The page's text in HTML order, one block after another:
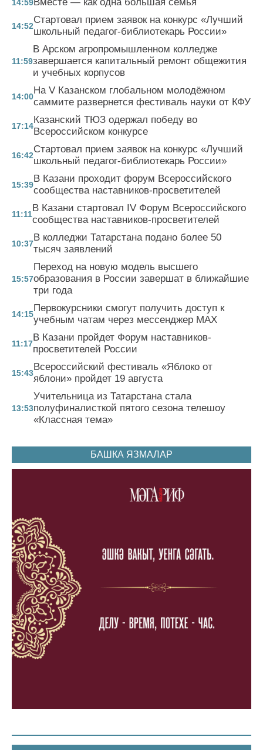
14:59Вместе — как одна большая семья
14:52
Стартовал прием заявок на конкурс «Лучший
школьный педагог-библиотекарь России»
11:59
В Арском агропромышленном колледже
завершается капитальный ремонт общежития
и учебных корпусов
14:00
На V Казанском глобальном молодёжном
саммите развернется фестиваль науки от КФУ
17:14
Казанский ТЮЗ одержал победу во
Всероссийском конкурсе
16:42
Стартовал прием заявок на конкурс «Лучший
школьный педагог-библиотекарь России»
15:39
В Казани проходит форум Всероссийского
сообщества наставников-просветителей
11:11
В Казани стартовал IV Форум Всероссийского
сообщества наставников-просветителей
10:37
В колледжи Татарстана подано более 50
тысяч заявлений
15:57
Переход на новую модель высшего
образования в России завершат в ближайшие
три года
14:15
Первокурсники смогут получить доступ к
учебным чатам через мессенджер MAX
11:17
В Казани пройдет Форум наставников-
просветителей России
15:43
Всероссийский фестиваль «Яблоко от
яблони» пройдет 19 августа
13:53
Учительница из Татарстана стала
полуфиналисткой пятого сезона телешоу
«Классная тема»
БАШКА ЯЗМАЛАР